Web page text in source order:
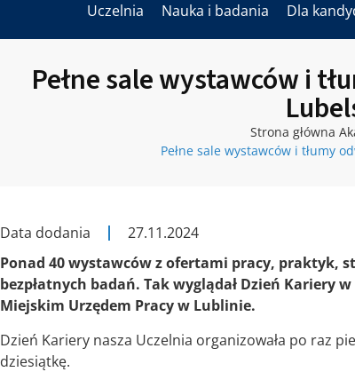
Uczelnia Nauka i badania Dla
Pełne sale wystawców i
Strona główna
Pełne sale wystawców i tłumy
Data dodania
27.11.2024
Ponad 40 wystawców z ofertami pracy, praktyk,
bezpłatnych badań. Tak wyglądał Dzień Kariery
Miejskim Urzędem Pracy w Lublinie.
Dzień Kariery nasza Uczelnia organizowała po raz
dziesiątkę.